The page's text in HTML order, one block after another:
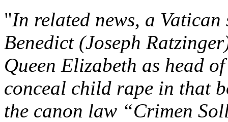
"In related news, a
Benedict (Joseph
Queen Elizabeth as head
conceal child rape in that
the canon law “Crimen